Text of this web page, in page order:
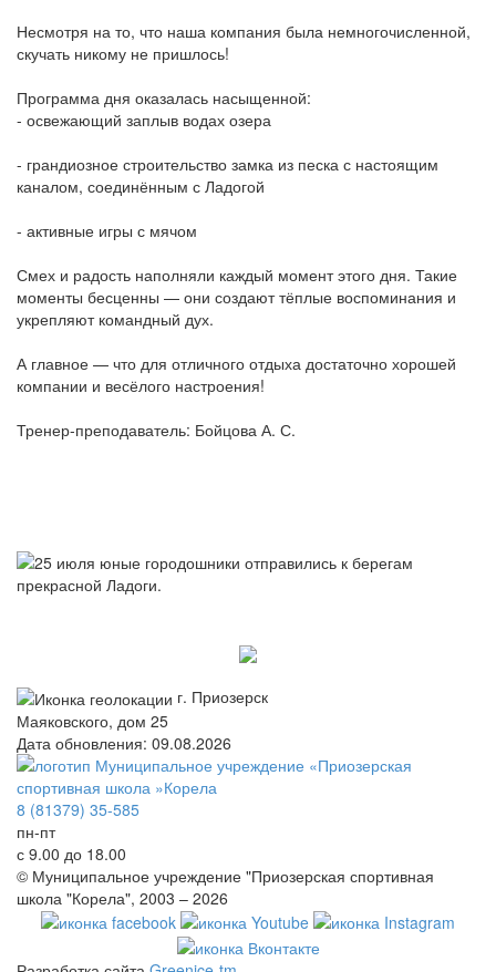
Несмотря на то, что наша компания была немногочисленной,
скучать никому не пришлось!
Программа дня оказалась насыщенной:
- освежающий заплыв водах озера
- грандиозное строительство замка из песка с настоящим
каналом, соединённым с Ладогой
- активные игры с мячом
Смех и радость наполняли каждый момент этого дня. Такие
моменты бесценны — они создают тёплые воспоминания и
укрепляют командный дух.
А главное — что для отличного отдыха достаточно хорошей
компании и весёлого настроения!
Тренер-преподаватель: Бойцова А. С.
г. Приозерск
Маяковского, дом 25
Дата обновления: 09.08.2026
8 (81379) 35-585
пн-пт
с 9.00 до 18.00
© Муниципальное учреждение "Приозерская спортивная
школа "Корела", 2003 – 2026